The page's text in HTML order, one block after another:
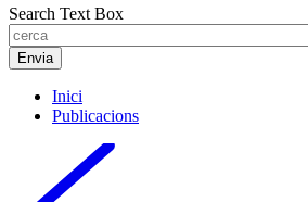
Search Text Box
Inici
Publicacions